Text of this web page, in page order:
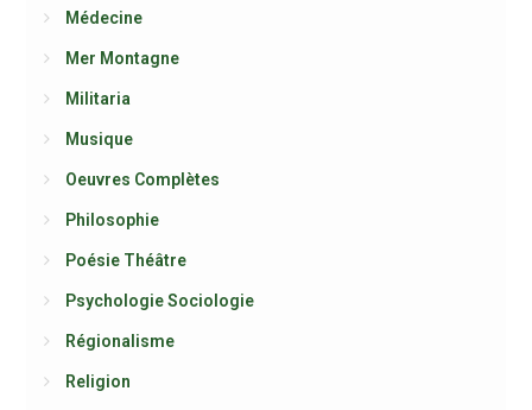
Médecine
Mer Montagne
Militaria
Musique
Oeuvres Complètes
Philosophie
Poésie Théâtre
Psychologie Sociologie
Régionalisme
Religion